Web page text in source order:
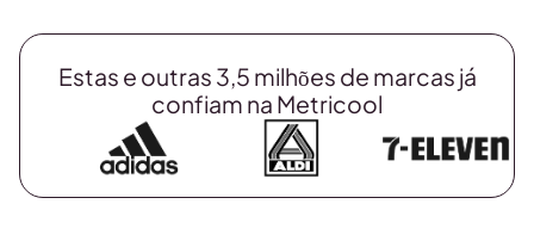
Estas e outras 3,5 milhões de marcas já
confiam na Metricool